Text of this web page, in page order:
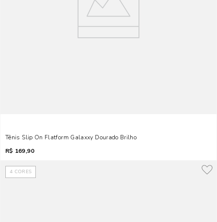
Tênis Slip On Flatform Galaxxy Dourado Brilho
R$ 169,90
4 CORES